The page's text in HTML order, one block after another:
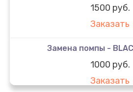
1500 руб.
Заказать
Замена помпы -
1000 руб.
Заказать